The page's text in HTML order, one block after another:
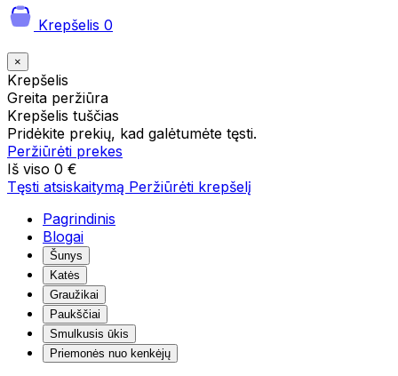
Krepšelis 0
×
Krepšelis
Greita peržiūra
Krepšelis tuščias
Pridėkite prekių, kad galėtumėte tęsti.
Peržiūrėti prekes
Iš viso 0 €
Tęsti atsiskaitymą Peržiūrėti krepšelį
Pagrindinis
Blogai
Šunys
Katės
Graužikai
Paukščiai
Smulkusis ūkis
Priemonės nuo kenkėjų